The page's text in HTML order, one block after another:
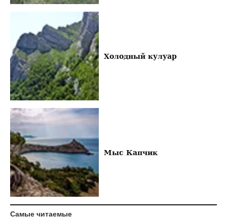
Холодный кулуар
Мыс Капчик
Самые читаемые